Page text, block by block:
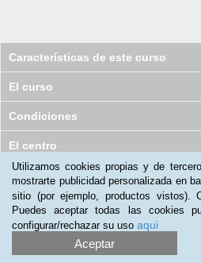
Características de este curso
El curso
Condiciones
El centro
Utilizamos cookies propias y de
mostrarte publicidad personalizada en
sitio (por ejemplo, productos vistos).
Puedes aceptar todas las cookies
configurar/rechazar su uso aqui
Aceptar